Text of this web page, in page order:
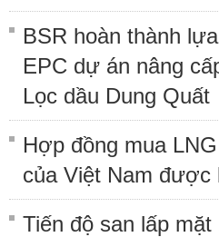
BSR hoàn thành
EPC dự án nâng
Lọc dầu Dung Quất
Hợp đồng mua
của Việt Nam được
Tiến độ san lấp